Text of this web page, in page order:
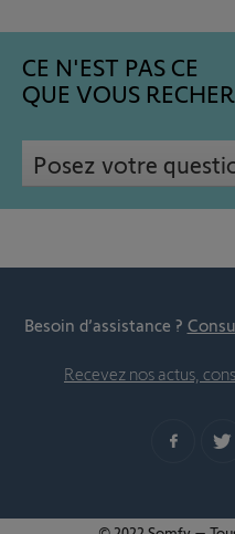
CE N'EST PAS CE
QUE VOUS
Posez votre
Besoin d’assistance ?
Recevez nos actus,